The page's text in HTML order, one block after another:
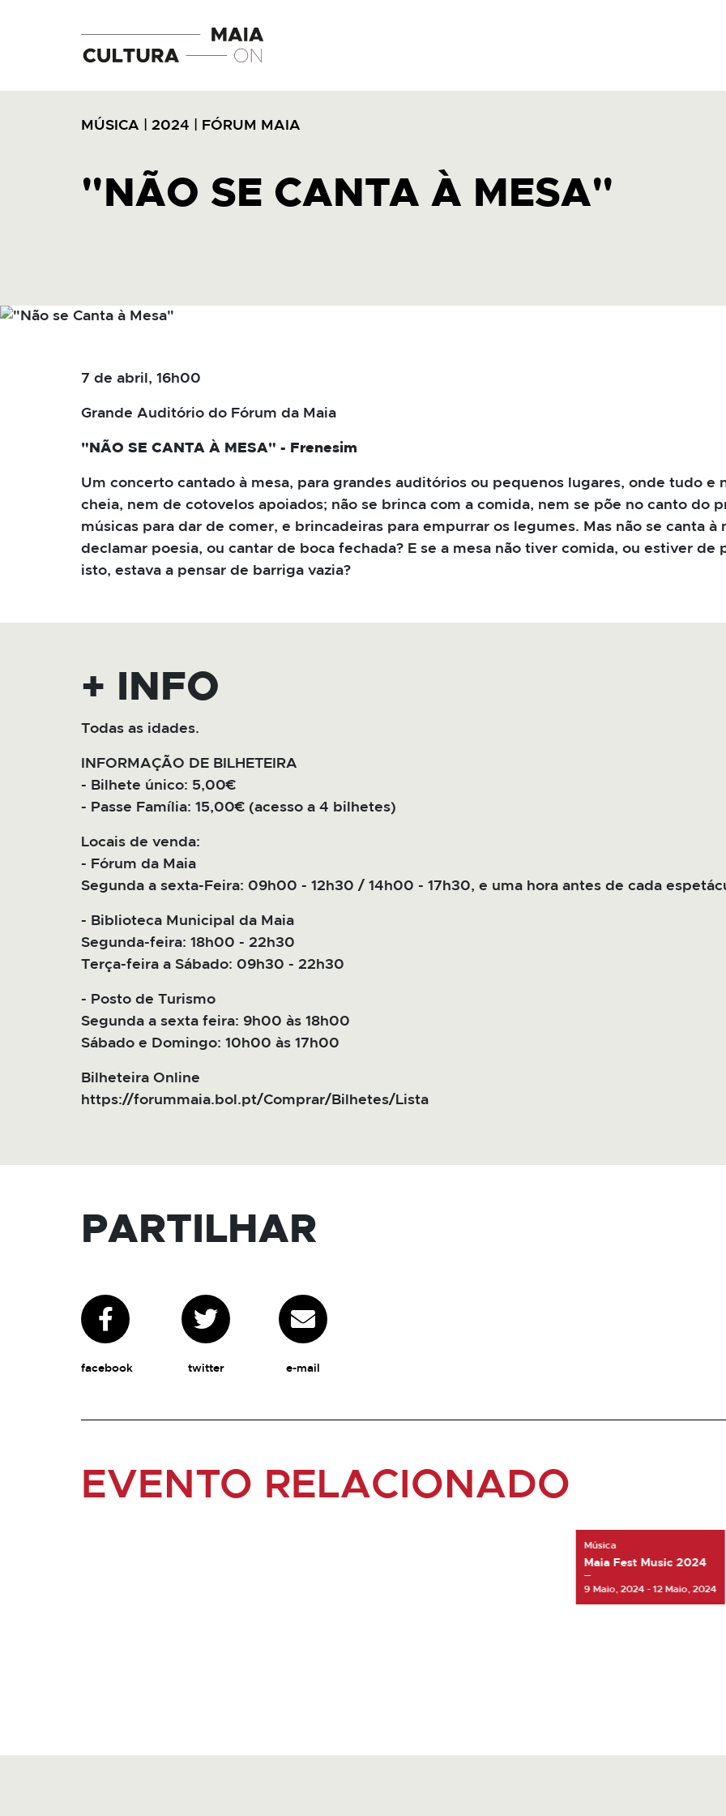
MÚSICA 2024 FÓRUM MAIA
"NÃO SE CANTA À MESA"
7 de abril, 16h00
Grande Auditório do Fórum da Maia
"NÃO SE CANTA À MESA" - Frenesim
Um concerto cantado à mesa, para grandes auditórios ou pequenos lugares, onde tudo e
cheia, nem de cotovelos apoiados; não se brinca com a comida, nem se põe no canto do
músicas para dar de comer, e brincadeiras para empurrar os legumes. Mas não se canta à
declamar poesia, ou cantar de boca fechada? E se a mesa não tiver comida, ou estiver de
isto, estava a pensar de barriga vazia?
+ INFO
Todas as idades.
INFORMAÇÃO DE BILHETEIRA
- Bilhete único: 5,00€
- Passe Família: 15,00€ (acesso a 4 bilhetes)
Locais de venda:
- Fórum da Maia
Segunda a sexta-Feira: 09h00 - 12h30 / 14h00 - 17h30, e uma hora antes de cada
- Biblioteca Municipal da Maia
Segunda-feira: 18h00 - 22h30
Terça-feira a Sábado: 09h30 - 22h30
- Posto de Turismo
Segunda a sexta feira: 9h00 às 18h00
Sábado e Domingo: 10h00 às 17h00
Bilheteira Online
https://forummaia.bol.pt/Comprar/Bilhetes/Lista
PARTILHAR
facebook twitter e-mail
EVENTO RELACIONADO
Música
Maia Fest Music 2024
9 Maio, 2024 - 12 Maio, 2024